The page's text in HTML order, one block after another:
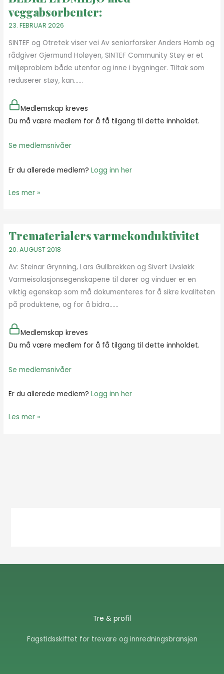
veggabsorbenter:
23. FEBRUAR 2026
SINTEF og Otretek viser vei Av seniorforsker Anders Homb og
rådgiver Gjermund Holøyen, SINTEF Community Støy er et
miljøproblem både utenfor og inne i bygninger. Tiltak som
reduserer støy, kan…...
Medlemskap kreves
Du må være medlem for å få tilgang til dette innholdet.
Se medlemsnivåer
Er du allerede medlem?Logg inn her
Les mer »
Trematerialers varmekonduktivitet
20. AUGUST 2018
Av: Steinar Grynning, Lars Gullbrekken og Sivert Uvsløkk
Varmeisolasjonsegenskapene til dører og vinduer er en
viktig egenskap som må dokumenteres for å sikre kvaliteten
på produktene, og for å bidra…...
Medlemskap kreves
Du må være medlem for å få tilgang til dette innholdet.
Se medlemsnivåer
Er du allerede medlem?Logg inn her
Trematerialers
varmekonduktivitet
Les mer »
Tre & profil
Fagstidsskiftet for trevare og innredningsbransjen